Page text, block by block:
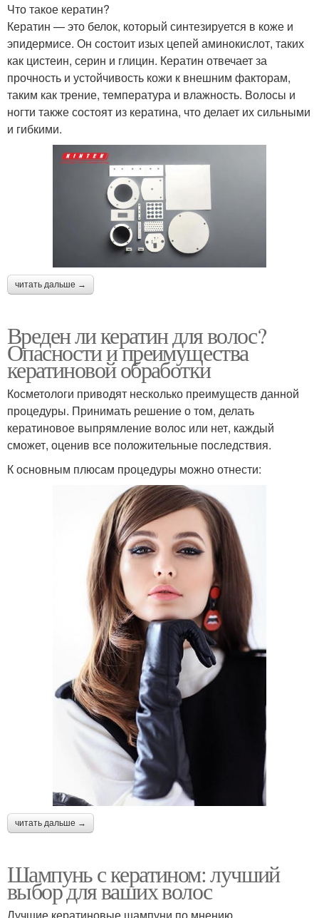
Что такое кератин?
Кератин — это белок, который синтезируется в коже и
эпидермисе. Он состоит изых цепей аминокислот, таких
как цистеин, серин и глицин. Кератин отвечает за
прочность и устойчивость кожи к внешним факторам,
таким как трение, температура и влажность. Волосы и
ногти также состоят из кератина, что делает их сильными
и гибкими.
читать дальше →
Вреден ли кератин для волос?
Опасности и преимущества
кератиновой обработки
Косметологи приводят несколько преимуществ данной
процедуры. Принимать решение о том, делать
кератиновое выпрямление волос или нет, каждый
сможет, оценив все положительные последствия.
К основным плюсам процедуры можно отнести:
читать дальше →
Шампунь с кератином: лучший
выбор для ваших волос